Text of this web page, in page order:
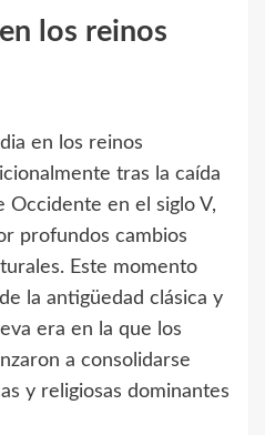
los reinos
en los reinos
tras la caída
Occidente en el siglo V,
profundos cambios
Este momento
la antigüedad clásica y
era en la que los
a consolidarse
y religiosas dominantes